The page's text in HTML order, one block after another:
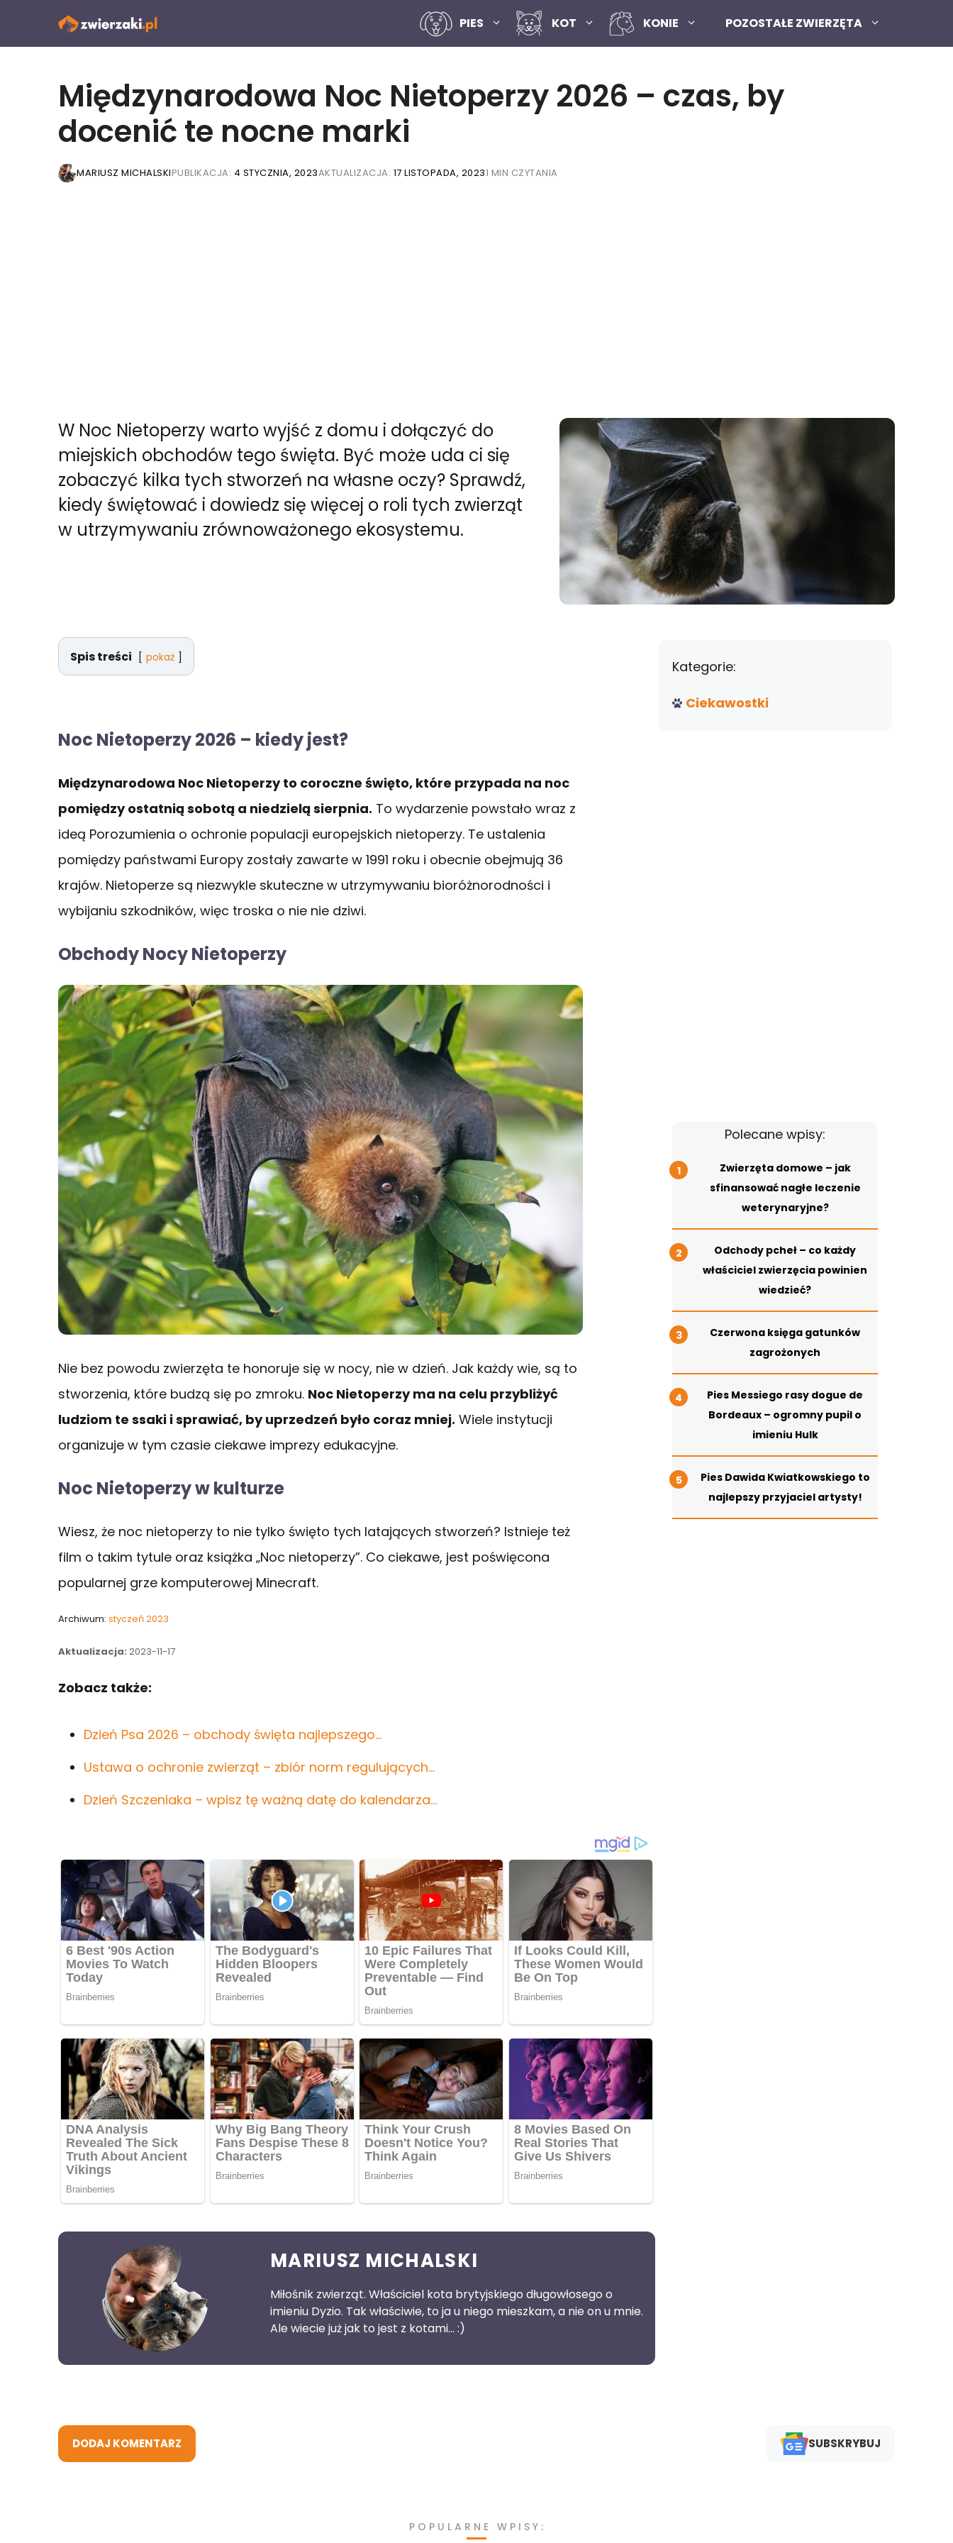
PIES KOT KONIE POZOSTAŁE ZWIERZĘTA
Międzynarodowa Noc Nietoperzy 2026 – czas, by
docenić te nocne marki
MARIUSZ MICHALSKIPUBLIKACJA: 4 STYCZNIA, 2023AKTUALIZACJA: 17 LISTOPADA, 20231 MIN CZYTANIA
W Noc Nietoperzy warto wyjść z domu i dołączyć do
miejskich obchodów tego święta. Być może uda ci się
zobaczyć kilka tych stworzeń na własne oczy? Sprawdź,
kiedy świętować i dowiedz się więcej o roli tych zwierząt
w utrzymywaniu zrównoważonego ekosystemu.
Spis treści pokaż
Noc Nietoperzy 2026 – kiedy jest?
Międzynarodowa Noc Nietoperzy to coroczne święto, które przypada na noc
pomiędzy ostatnią sobotą a niedzielą sierpnia. To wydarzenie powstało wraz z
ideą Porozumienia o ochronie populacji europejskich nietoperzy. Te ustalenia
pomiędzy państwami Europy zostały zawarte w 1991 roku i obecnie obejmują 36
krajów. Nietoperze są niezwykle skuteczne w utrzymywaniu bioróżnorodności i
wybijaniu szkodników, więc troska o nie nie dziwi.
Obchody Nocy Nietoperzy
Nie bez powodu zwierzęta te honoruje się w nocy, nie w dzień. Jak każdy wie, są to
stworzenia, które budzą się po zmroku. Noc Nietoperzy ma na celu przybliżyć
ludziom te ssaki i sprawiać, by uprzedzeń było coraz mniej. Wiele instytucji
organizuje w tym czasie ciekawe imprezy edukacyjne.
Noc Nietoperzy w kulturze
Wiesz, że noc nietoperzy to nie tylko święto tych latających stworzeń? Istnieje też
film o takim tytule oraz książka „Noc nietoperzy”. Co ciekawe, jest poświęcona
popularnej grze komputerowej Minecraft.
Archiwum: styczeń 2023
Aktualizacja: 2023-11-17
Zobacz także:
Dzień Psa 2026 – obchody święta najlepszego…
Ustawa o ochronie zwierząt – zbiór norm regulujących…
Dzień Szczeniaka – wpisz tę ważną datę do kalendarza…
MARIUSZ MICHALSKI
Miłośnik zwierząt. Właściciel kota brytyjskiego długowłosego o
imieniu Dyzio. Tak właściwie, to ja u niego mieszkam, a nie on u mnie.
Ale wiecie już jak to jest z kotami... :)
Kategorie:
Ciekawostki
Polecane wpisy:
Zwierzęta domowe – jak
sfinansować nagłe leczenie
weterynaryjne?
Odchody pcheł – co każdy
właściciel zwierzęcia powinien
wiedzieć?
Czerwona księga gatunków
zagrożonych
Pies Messiego rasy dogue de
Bordeaux – ogromny pupil o
imieniu Hulk
Pies Dawida Kwiatkowskiego to
najlepszy przyjaciel artysty!
DODAJ KOMENTARZ SUBSKRYBUJ
POPULARNE WPISY: